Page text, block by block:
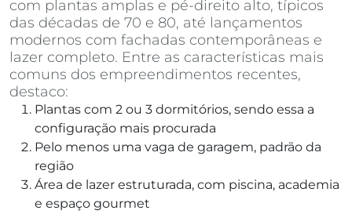
com plantas amplas e pé-direito alto, típicos
das décadas de 70 e 80, até lançamentos
modernos com fachadas contemporâneas e
lazer completo. Entre as características mais
comuns dos empreendimentos recentes,
destaco:
Plantas com 2 ou 3 dormitórios, sendo essa a
configuração mais procurada
Pelo menos uma vaga de garagem, padrão da
região
Área de lazer estruturada, com piscina, academia
e espaço gourmet